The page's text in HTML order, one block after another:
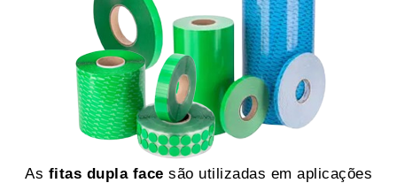
As fitas dupla face são utilizadas em aplicações